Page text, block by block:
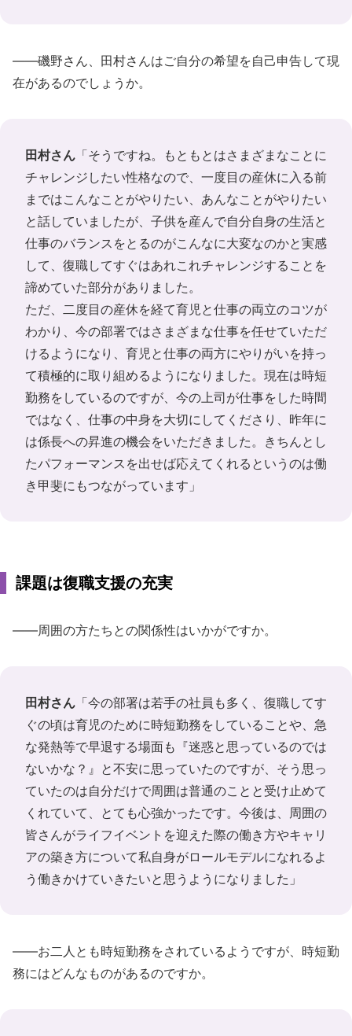
――磯野さん、田村さんはご自分の希望を自己申告して現
在があるのでしょうか。
田村さん 「そうですね。もともとはさまざまなことに
チャレンジしたい性格なので、一度目の産休に入る前
まではこんなことがやりたい、あんなことがやりたい
と話していましたが、子供を産んで自分自身の生活と
仕事のバランスをとるのがこんなに大変なのかと実感
して、復職してすぐはあれこれチャレンジすることを
諦めていた部分がありました。
ただ、二度目の産休を経て育児と仕事の両立のコツが
わかり、今の部署ではさまざまな仕事を任せていただ
けるようになり、育児と仕事の両方にやりがいを持っ
て積極的に取り組めるようになりました。現在は時短
勤務をしているのですが、今の上司が仕事をした時間
ではなく、仕事の中身を大切にしてくださり、昨年に
は係長への昇進の機会をいただきました。きちんとし
たパフォーマンスを出せば応えてくれるというのは働
き甲斐にもつながっています」
課題は復職支援の充実
――周囲の方たちとの関係性はいかがですか。
田村さん 「今の部署は若手の社員も多く、復職してす
ぐの頃は育児のために時短勤務をしていることや、急
な発熱等で早退する場面も『迷惑と思っているのでは
ないかな？』と不安に思っていたのですが、そう思っ
ていたのは自分だけで周囲は普通のことと受け止めて
くれていて、とても心強かったです。今後は、周囲の
皆さんがライフイベントを迎えた際の働き方やキャリ
アの築き方について私自身がロールモデルになれるよ
う働きかけていきたいと思うようになりました」
――お二人とも時短勤務をされているようですが、時短勤
務にはどんなものがあるのですか。